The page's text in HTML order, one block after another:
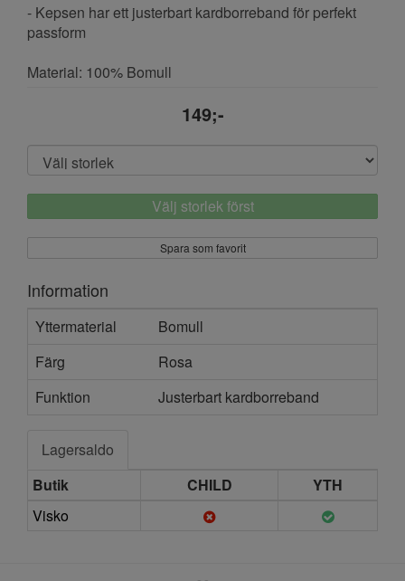
- Kepsen har ett justerbart kardborreband för perfekt
passform
Material: 100% Bomull
149;-
Välj storlek först
Spara som favorit
Information
Yttermaterial
Bomull
Färg
Rosa
Funktion
Justerbart kardborreband
Lagersaldo
Butik
CHILD
YTH
Visko